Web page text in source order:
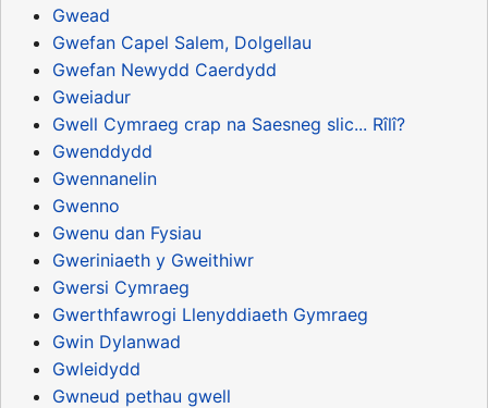
Gwead
Gwefan Capel Salem, Dolgellau
Gwefan Newydd Caerdydd
Gweiadur
Gwell Cymraeg crap na Saesneg slic... Rîlî?
Gwenddydd
Gwennanelin
Gwenno
Gwenu dan Fysiau
Gweriniaeth y Gweithiwr
Gwersi Cymraeg
Gwerthfawrogi Llenyddiaeth Gymraeg
Gwin Dylanwad
Gwleidydd
Gwneud pethau gwell